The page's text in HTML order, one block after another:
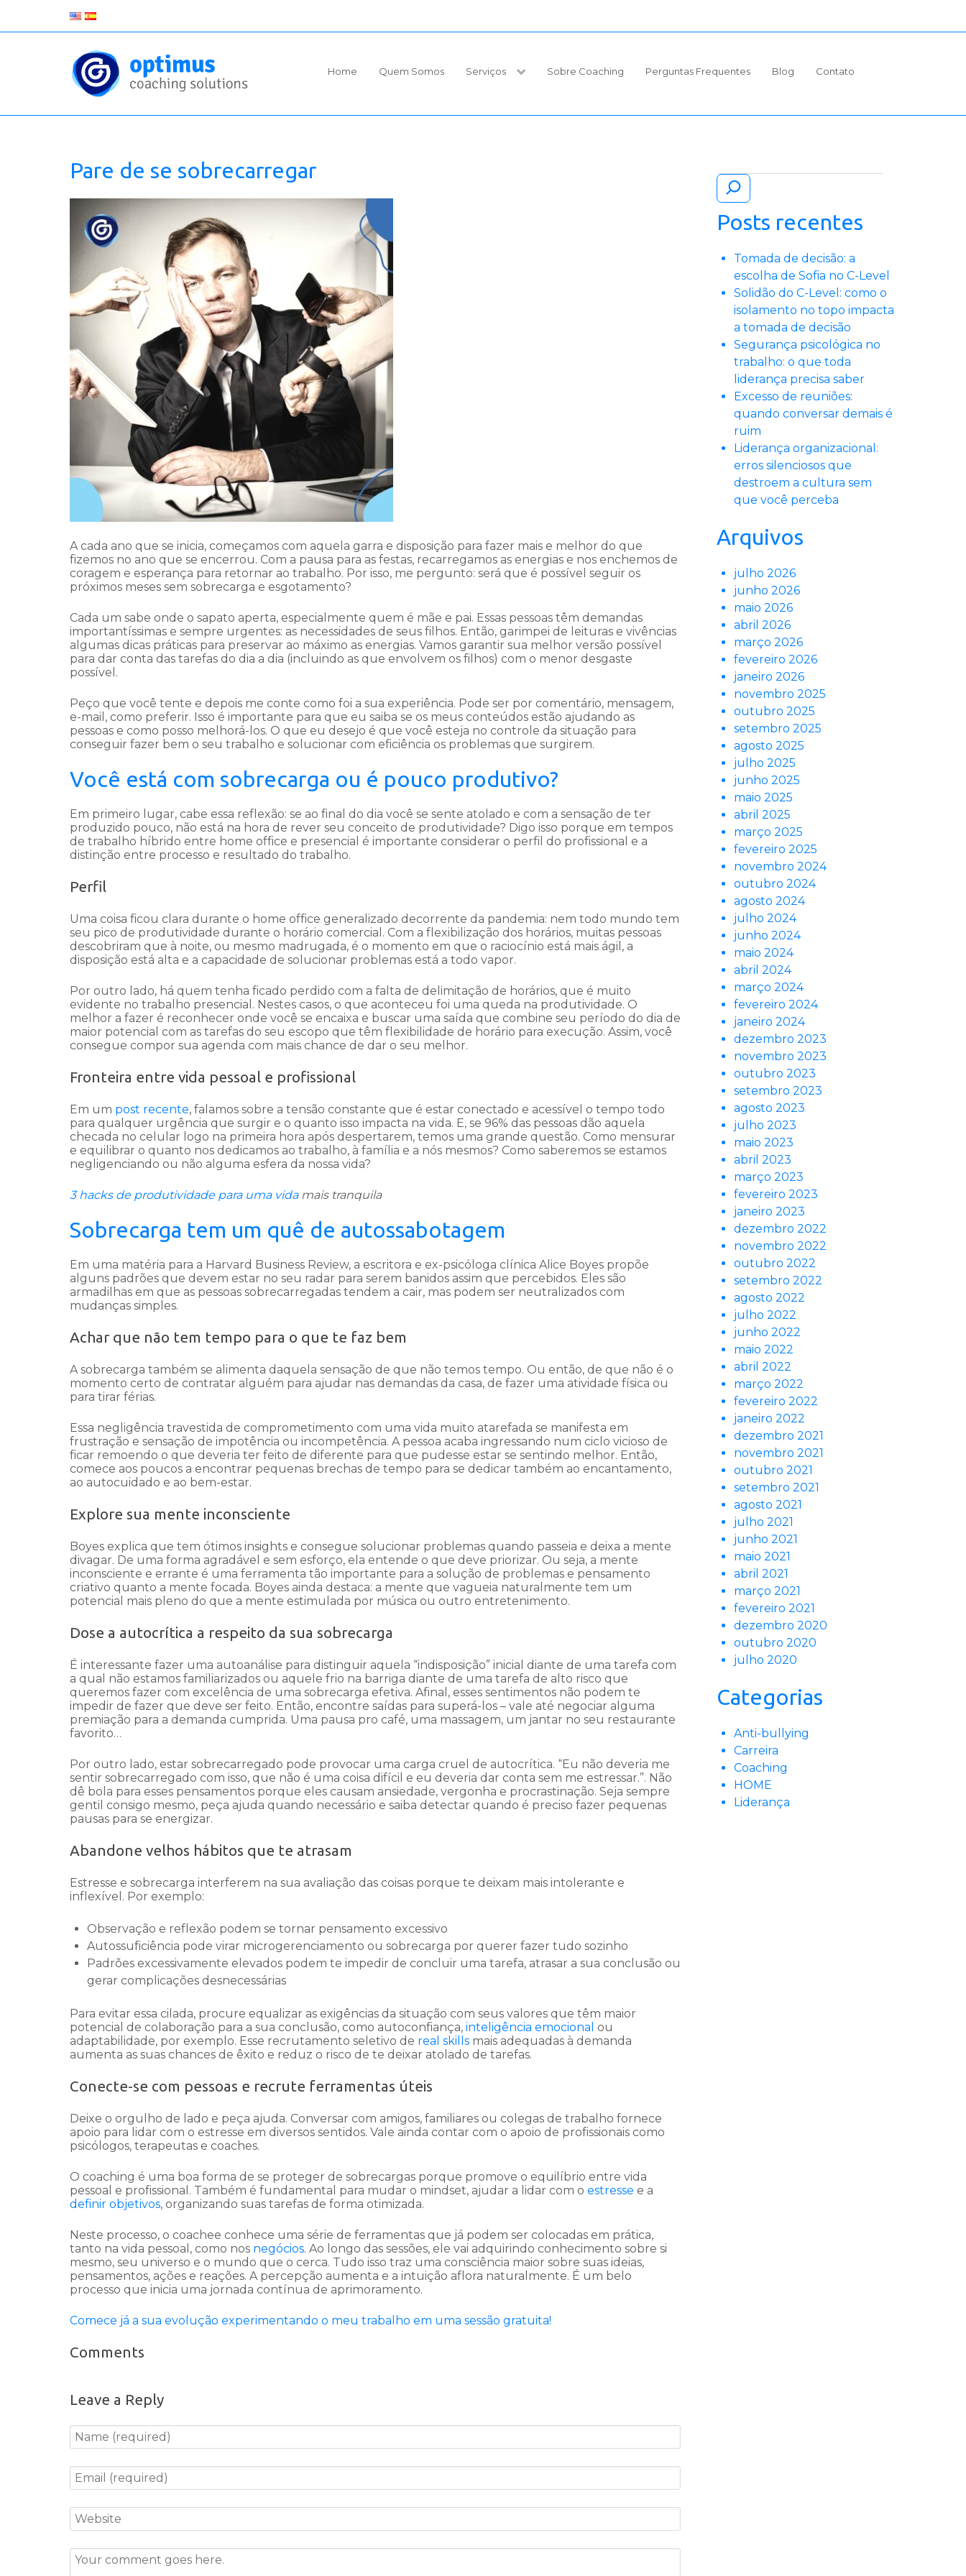
Home Quem Somos Serviços Sobre Coaching Perguntas Frequentes Blog Contato
Pare de se sobrecarregar
A cada ano que se inicia, começamos com aquela garra e disposição para fazer mais e melhor do que
fizemos no ano que se encerrou. Com a pausa para as festas, recarregamos as energias e nos enchemos de
coragem e esperança para retornar ao trabalho. Por isso, me pergunto: será que é possível seguir os
próximos meses sem sobrecarga e esgotamento?
Cada um sabe onde o sapato aperta, especialmente quem é mãe e pai. Essas pessoas têm demandas
importantíssimas e sempre urgentes: as necessidades de seus filhos. Então, garimpei de leituras e vivências
algumas dicas práticas para preservar ao máximo as energias. Vamos garantir sua melhor versão possível
para dar conta das tarefas do dia a dia (incluindo as que envolvem os filhos) com o menor desgaste
possível.
Peço que você tente e depois me conte como foi a sua experiência. Pode ser por comentário, mensagem,
e-mail, como preferir. Isso é importante para que eu saiba se os meus conteúdos estão ajudando as
pessoas e como posso melhorá-los. O que eu desejo é que você esteja no controle da situação para
conseguir fazer bem o seu trabalho e solucionar com eficiência os problemas que surgirem.
Você está com sobrecarga ou é pouco produtivo?
Em primeiro lugar, cabe essa reflexão: se ao final do dia você se sente atolado e com a sensação de ter
produzido pouco, não está na hora de rever seu conceito de produtividade? Digo isso porque em tempos
de trabalho híbrido entre home office e presencial é importante considerar o perfil do profissional e a
distinção entre processo e resultado do trabalho.
Perfil
Uma coisa ficou clara durante o home office generalizado decorrente da pandemia: nem todo mundo tem
seu pico de produtividade durante o horário comercial. Com a flexibilização dos horários, muitas pessoas
descobriram que à noite, ou mesmo madrugada, é o momento em que o raciocínio está mais ágil, a
disposição está alta e a capacidade de solucionar problemas está a todo vapor.
Por outro lado, há quem tenha ficado perdido com a falta de delimitação de horários, que é muito
evidente no trabalho presencial. Nestes casos, o que aconteceu foi uma queda na produtividade. O
melhor a fazer é reconhecer onde você se encaixa e buscar uma saída que combine seu período do dia de
maior potencial com as tarefas do seu escopo que têm flexibilidade de horário para execução. Assim, você
consegue compor sua agenda com mais chance de dar o seu melhor.
Fronteira entre vida pessoal e profissional
Em um post recente, falamos sobre a tensão constante que é estar conectado e acessível o tempo todo
para qualquer urgência que surgir e o quanto isso impacta na vida. E, se 96% das pessoas dão aquela
checada no celular logo na primeira hora após despertarem, temos uma grande questão. Como mensurar
e equilibrar o quanto nos dedicamos ao trabalho, à família e a nós mesmos? Como saberemos se estamos
negligenciando ou não alguma esfera da nossa vida?
3 hacks de produtividade para uma vidamais tranquila
Sobrecarga tem um quê de autossabotagem
Em uma matéria para a Harvard Business Review, a escritora e ex-psicóloga clínica Alice Boyes propõe
alguns padrões que devem estar no seu radar para serem banidos assim que percebidos. Eles são
armadilhas em que as pessoas sobrecarregadas tendem a cair, mas podem ser neutralizados com
mudanças simples.
Achar que não tem tempo para o que te faz bem
A sobrecarga também se alimenta daquela sensação de que não temos tempo. Ou então, de que não é o
momento certo de contratar alguém para ajudar nas demandas da casa, de fazer uma atividade física ou
para tirar férias.
Essa negligência travestida de comprometimento com uma vida muito atarefada se manifesta em
frustração e sensação de impotência ou incompetência. A pessoa acaba ingressando num ciclo vicioso de
ficar remoendo o que deveria ter feito de diferente para que pudesse estar se sentindo melhor. Então,
comece aos poucos a encontrar pequenas brechas de tempo para se dedicar também ao encantamento,
ao autocuidado e ao bem-estar.
Explore sua mente inconsciente
Boyes explica que tem ótimos insights e consegue solucionar problemas quando passeia e deixa a mente
divagar. De uma forma agradável e sem esforço, ela entende o que deve priorizar. Ou seja, a mente
inconsciente e errante é uma ferramenta tão importante para a solução de problemas e pensamento
criativo quanto a mente focada. Boyes ainda destaca: a mente que vagueia naturalmente tem um
potencial mais pleno do que a mente estimulada por música ou outro entretenimento.
Dose a autocrítica a respeito da sua sobrecarga
É interessante fazer uma autoanálise para distinguir aquela “indisposição” inicial diante de uma tarefa com
a qual não estamos familiarizados ou aquele frio na barriga diante de uma tarefa de alto risco que
queremos fazer com excelência de uma sobrecarga efetiva. Afinal, esses sentimentos não podem te
impedir de fazer que deve ser feito. Então, encontre saídas para superá-los – vale até negociar alguma
premiação para a demanda cumprida. Uma pausa pro café, uma massagem, um jantar no seu restaurante
favorito…
Por outro lado, estar sobrecarregado pode provocar uma carga cruel de autocrítica. “Eu não deveria me
sentir sobrecarregado com isso, que não é uma coisa difícil e eu deveria dar conta sem me estressar.”. Não
dê bola para esses pensamentos porque eles causam ansiedade, vergonha e procrastinação. Seja sempre
gentil consigo mesmo, peça ajuda quando necessário e saiba detectar quando é preciso fazer pequenas
pausas para se energizar.
Abandone velhos hábitos que te atrasam
Estresse e sobrecarga interferem na sua avaliação das coisas porque te deixam mais intolerante e
inflexível. Por exemplo:
Observação e reflexão podem se tornar pensamento excessivo
Autossuficiência pode virar microgerenciamento ou sobrecarga por querer fazer tudo sozinho
Padrões excessivamente elevados podem te impedir de concluir uma tarefa, atrasar a sua conclusão ou
gerar complicações desnecessárias
Para evitar essa cilada, procure equalizar as exigências da situação com seus valores que têm maior
potencial de colaboração para a sua conclusão, como autoconfiança, inteligência emocional ou
adaptabilidade, por exemplo. Esse recrutamento seletivo de real skills mais adequadas à demanda
aumenta as suas chances de êxito e reduz o risco de te deixar atolado de tarefas.
Conecte-se com pessoas e recrute ferramentas úteis
Deixe o orgulho de lado e peça ajuda. Conversar com amigos, familiares ou colegas de trabalho fornece
apoio para lidar com o estresse em diversos sentidos. Vale ainda contar com o apoio de profissionais como
psicólogos, terapeutas e coaches.
O coaching é uma boa forma de se proteger de sobrecargas porque promove o equilíbrio entre vida
pessoal e profissional. Também é fundamental para mudar o mindset, ajudar a lidar com o estresse e a
definir objetivos, organizando suas tarefas de forma otimizada.
Neste processo, o coachee conhece uma série de ferramentas que já podem ser colocadas em prática,
tanto na vida pessoal, como nos negócios. Ao longo das sessões, ele vai adquirindo conhecimento sobre si
mesmo, seu universo e o mundo que o cerca. Tudo isso traz uma consciência maior sobre suas ideias,
pensamentos, ações e reações. A percepção aumenta e a intuição aflora naturalmente. É um belo
processo que inicia uma jornada contínua de aprimoramento.
Comece já a sua evolução experimentando o meu trabalho em uma sessão gratuita!
Comments
Leave a Reply
Posts recentes
Tomada de decisão: a
escolha de Sofia no C-Level
Solidão do C-Level: como o
isolamento no topo impacta
a tomada de decisão
Segurança psicológica no
trabalho: o que toda
liderança precisa saber
Excesso de reuniões:
quando conversar demais é
ruim
Liderança organizacional:
erros silenciosos que
destroem a cultura sem
que você perceba
Arquivos
julho 2026
junho 2026
maio 2026
abril 2026
março 2026
fevereiro 2026
janeiro 2026
novembro 2025
outubro 2025
setembro 2025
agosto 2025
julho 2025
junho 2025
maio 2025
abril 2025
março 2025
fevereiro 2025
novembro 2024
outubro 2024
agosto 2024
julho 2024
junho 2024
maio 2024
abril 2024
março 2024
fevereiro 2024
janeiro 2024
dezembro 2023
novembro 2023
outubro 2023
setembro 2023
agosto 2023
julho 2023
maio 2023
abril 2023
março 2023
fevereiro 2023
janeiro 2023
dezembro 2022
novembro 2022
outubro 2022
setembro 2022
agosto 2022
julho 2022
junho 2022
maio 2022
abril 2022
março 2022
fevereiro 2022
janeiro 2022
dezembro 2021
novembro 2021
outubro 2021
setembro 2021
agosto 2021
julho 2021
junho 2021
maio 2021
abril 2021
março 2021
fevereiro 2021
dezembro 2020
outubro 2020
julho 2020
Categorias
Anti-bullying
Carreira
Coaching
HOME
Liderança